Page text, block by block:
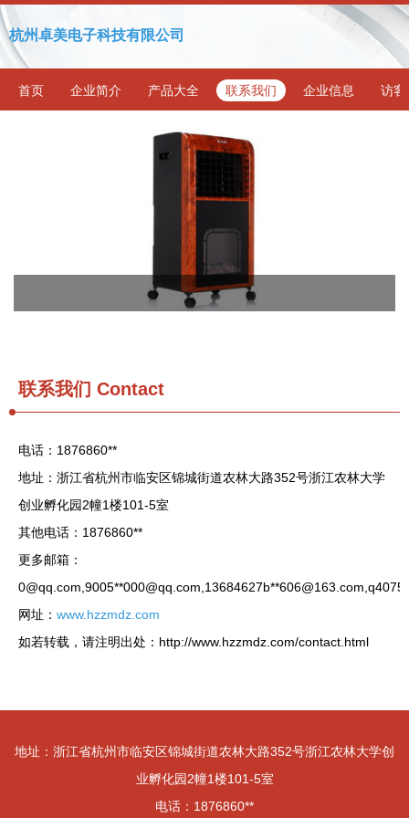
杭州卓美电子科技有限公司
首页 企业简介 产品大全 联系我们 企业信息 访客
联系我们 Contact
电话：1876860**
地址：浙江省杭州市临安区锦城街道农林大路352号浙江农林大学
创业孵化园2幢1楼101-5室
其他电话：1876860**
更多邮箱：
0@qq.com ,9005**000@qq.com ,13684627b**606@163.com
网址： www.hzzmdz.com
如若转载，请注明出处：http://www.hzzmdz.com/contact.html
地址：浙江省杭州市临安区锦城街道农林大路352号浙江农林大学创
业孵化园2幢1楼101-5室
电话：1876860**